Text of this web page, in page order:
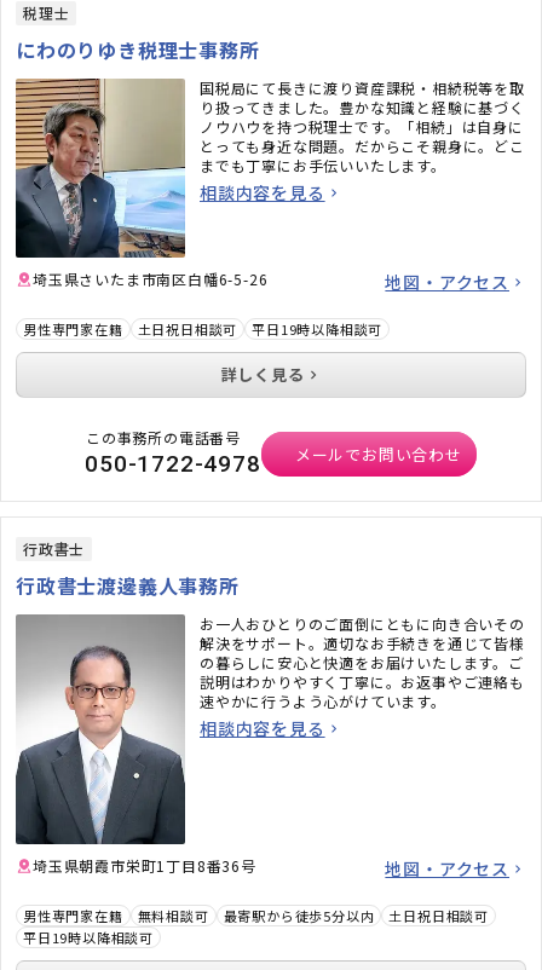
■老後の住み替えで重要なタイミングや住み替
え先は？
■マンション評価額とは？計算方法や調べ方を
解説！
■土地売却の解体費用の相場は？損しない税金
の注意点
■一戸建ての維持費はいくら？マンションと比
較！
■意外と簡単！自宅でできる家の評価額計算方
税理士
にわのりゆき税理士事務所
国税局にて長きに渡り資産課税・相続税等を取
り扱ってきました。豊かな知識と経験に基づく
ノウハウを持つ税理士です。「相続」は自身に
とっても身近な問題。だからこそ親身に。どこ
までも丁寧にお手伝いいたします。
相談内容を見る
埼玉県さいたま市南区白幡6-5-26 地図・アクセス
男性専門家在籍 土日祝日相談可 平日19時以降相談可
詳しく見る
この事務所の電話番号
050-1722-4978 メールでお問い合わせ
行政書士
行政書士渡邊義人事務所
お一人おひとりのご面倒にともに向き合いその
解決をサポート。適切なお手続きを通じて皆様
の暮らしに安心と快適をお届けいたします。ご
説明はわかりやすく丁寧に。お返事やご連絡も
速やかに行うよう心がけています。
相談内容を見る
埼玉県朝霞市栄町1丁目8番36号 地図・アクセス
男性専門家在籍 無料相談可 最寄駅から徒歩5分以内
土日祝日相談可
平日19時以降相談可